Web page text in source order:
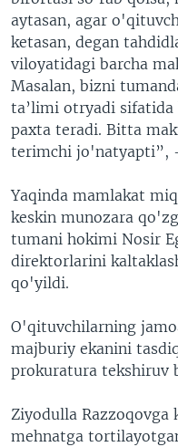
aytasan, agar
ketasan, degan
viloyatidagi barcha
Masalan, bizni
ta’limi otryadi
paxta teradi. Bitta
terimchi jo'natyapti”,
Yaqinda mamlakat
keskin munozara
tumani hokimi Nosir
direktorlarini
qo'yildi.
O'qituvchilarning
majburiy ekanini
prokuratura tekshiruv
Ziyodulla
mehnatga